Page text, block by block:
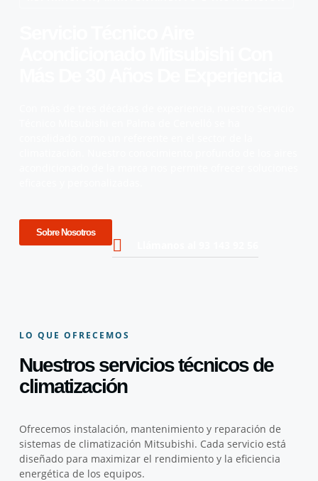
Sobre Nosotros
LO QUE OFRECEMOS
Nuestros servicios técnicos de
climatización
Ofrecemos instalación, mantenimiento y reparación de
sistemas de climatización Mitsubishi. Cada servicio está
diseñado para maximizar el rendimiento y la eficiencia
energética de los equipos.